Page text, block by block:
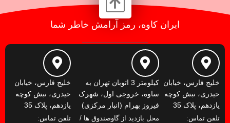
ایران کاوه، رمز آرامش خاطر شما
خلیج فارس، خیابان
حیدری، نبش کوچه
یازدهم، پلاک 35
تلفن تماس:
کیلومتر 3 اتوبان تهران به
ساوه، خروجی اول، شهرک
فیروز بهرام (انبار مرکزی)
محل بازدید از گاوصندوق ها /
خلیج فارس، خیابان
حیدری، نبش کوچه
یازدهم، پلاک 35
تلفن تماس: